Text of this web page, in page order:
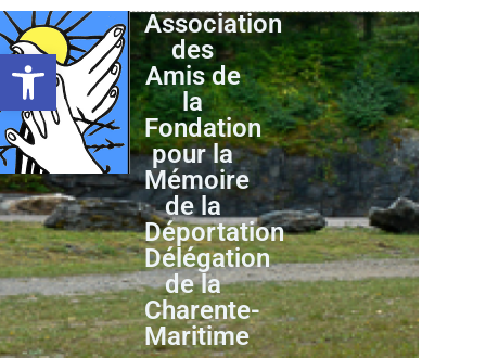
Ouvrir la barre d’outils
Association
des
Amis de
la
Fondation
pour la
Mémoire
de la
Déportation
Délégation
de la
Charente-
Maritime